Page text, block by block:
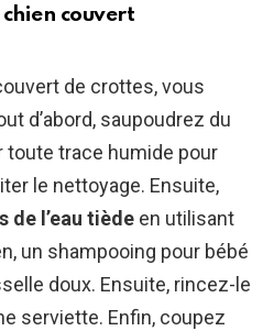
couvert
de crottes, vous
d’abord, saupoudrez du
toute trace humide pour
le nettoyage. Ensuite,
de l’eau tiède en utilisant
un shampooing pour bébé
doux. Ensuite, rincez-le
serviette. Enfin, coupez